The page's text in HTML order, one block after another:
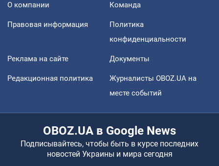
О компании Команда
Правовая информация
Политика
конфиденциальности
Реклама на сайте Документы
Редакционная политика
Журналисты OBOZ.UA на
месте событий
OBOZ.UA в Google News
Подписывайтесь, чтобы быть в курсе последних
новостей Украины и мира сегодня